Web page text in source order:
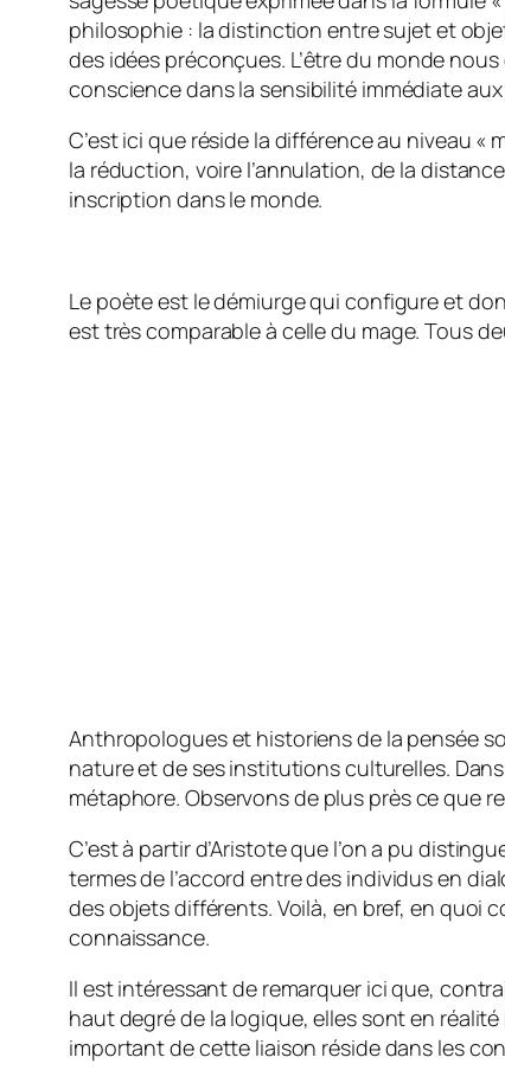
philosophie : la distinction entre sujet et
des idées préconçues. L’êtredu monde nous
conscience dans la sensibilité immédiate
C’est ici que réside la différence au niveau
la réduction, voire l’annulation, de la
inscription dans le monde.
Le poète est le démiurge qui configure et
est très comparable à celle du mage. Tous
Anthropologues et historiens de la pensée
nature et de ses institutions culturelles.
métaphore. Observons de plus près ce que
C’est à partir d’Aristote que l’on a pu
termes de l’accord entre des individus en
des objets différents. Voilà, en bref, en quoi
connaissance.
Il est intéressant de remarquer ici que,
haut degré de la logique, elles sont en
important de cette liaison réside dans les